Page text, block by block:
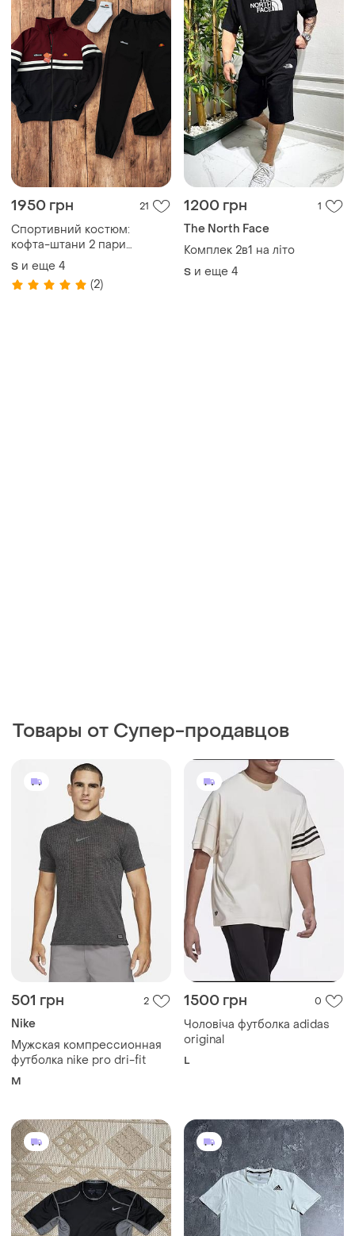
1950 грн 21
Спортивний костюм:
кофта-штани 2 пари
шкарпеток у подарунок
S и еще 4
(2)
1200 грн 1
The North Face
Комплек 2в1 на літо
S и еще 4
Товары от Супер-продавцов
501 грн 2
Nike
Мужская компрессионная
футболка nike pro dri-fit
M
1500 грн 0
Чоловіча футболка adidas
original
L